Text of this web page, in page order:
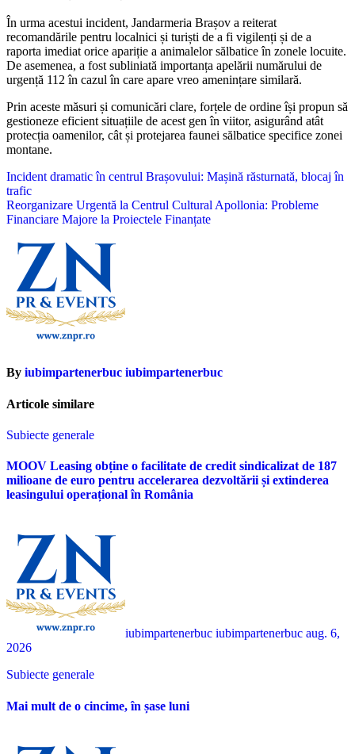
În urma acestui incident, Jandarmeria Brașov a reiterat
recomandările pentru localnici și turiști de a fi vigilenți și de a
raporta imediat orice apariție a animalelor sălbatice în zonele locuite.
De asemenea, a fost subliniată importanța apelării numărului de
urgență 112 în cazul în care apare vreo amenințare similară.
Prin aceste măsuri și comunicări clare, forțele de ordine își propun să
gestioneze eficient situațiile de acest gen în viitor, asigurând atât
protecția oamenilor, cât și protejarea faunei sălbatice specifice zonei
montane.
Navigare
în
articole
Incident dramatic în centrul Brașovului: Mașină răsturnată, blocaj în
trafic
Reorganizare Urgentă la Centrul Cultural Apollonia: Probleme
Financiare Majore la Proiectele Finanțate
By iubimpartenerbuc iubimpartenerbuc
Articole similare
Subiecte generale
MOOV Leasing obține o facilitate de credit sindicalizat de 187
milioane de euro pentru accelerarea dezvoltării și extinderea
leasingului operațional în România
iubimpartenerbuc iubimpartenerbuc aug. 6,
2026
Subiecte generale
Mai mult de o cincime, în șase luni